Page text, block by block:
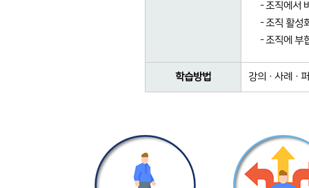
- 조직에서
- 조직 활성
- 조직에 부
학습방법 강의 · 사례 ·